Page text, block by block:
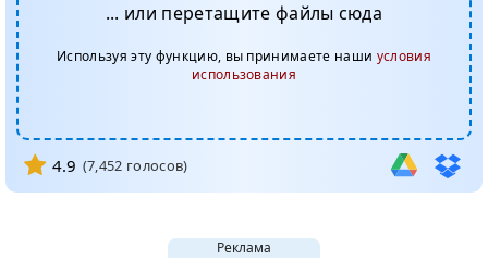
... или перетащите файлы сюда
Используя эту функцию, вы принимаете наши условия
использования
4.9 (7,452 голосов)
Реклама